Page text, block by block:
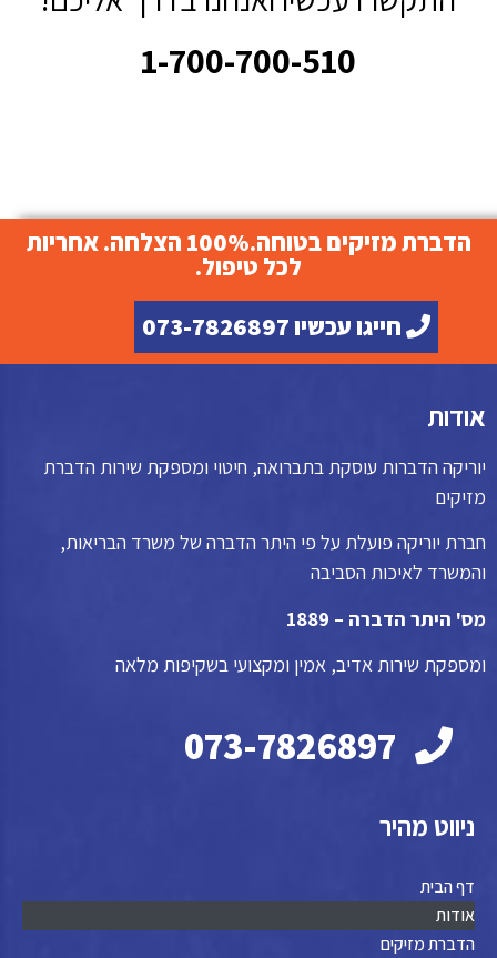
1-700-700-510
הדברת מזיקים בטוחה.100% הצלחה. אחריות
לכל טיפול.
חייגו עכשיו 073-7826897
אודות
יוריקה הדברות עוסקת בתברואה, חיטוי ומספקת שירות הדברת
מזיקים
חברת יוריקה פועלת על פי היתר הדברה של משרד הבריאות,
והמשרד לאיכות הסביבה
מס' היתר הדברה – 1889
ומספקת שירות אדיב, אמין ומקצועי בשקיפות מלאה
ניווט מהיר
דף הבית
אודות
הדברת מזיקים